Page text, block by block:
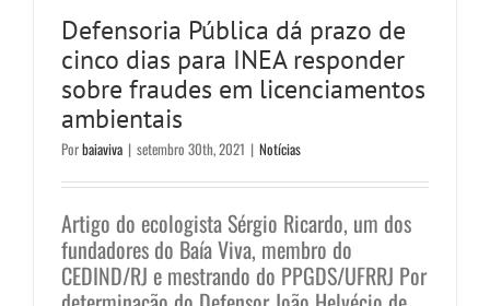
Defensoria Pública dá prazo de
cinco dias para INEA responder
sobre fraudes em licenciamentos
ambientais
Porbaiaviva | setembro 30th, 2021 | Notícias
Artigo do ecologista Sérgio Ricardo, um dos
fundadores do Baía Viva, membro do
CEDIND/RJ e mestrando do PPGDS/UFRRJ Por